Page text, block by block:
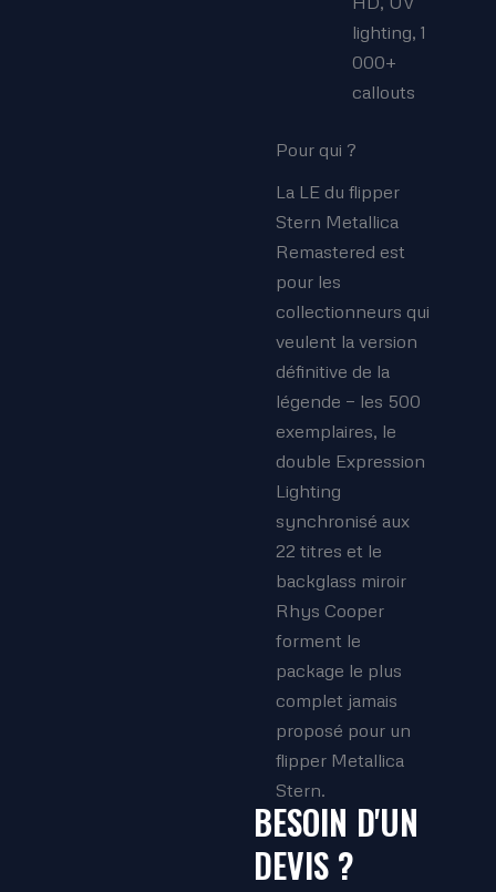
lighting, 1
000+
callouts
Pour qui ?
La LE du flipper
Stern Metallica
Remastered est
pour les
collectionneurs qui
veulent la version
définitive de la
légende — les 500
exemplaires, le
double Expression
Lighting
synchronisé aux
22 titres et le
backglass miroir
Rhys Cooper
forment le
package le plus
complet jamais
proposé pour un
flipper Metallica
Stern.
BESOIN D'UN
DEVIS ?